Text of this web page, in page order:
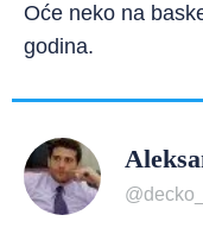
Oće neko na
godina.